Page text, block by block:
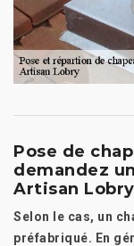
Pose de
demandez
Artisan Lobry
Selon le cas, un
préfabriqué. En